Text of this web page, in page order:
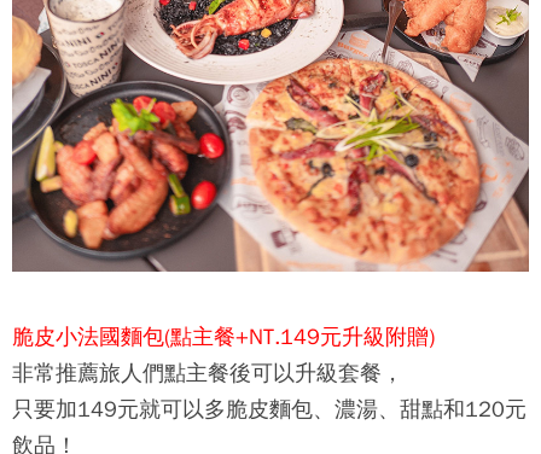
脆皮小法國麵包(點主餐+NT.149元升級附贈)
非常推薦旅人們點主餐後可以升級套餐，
只要加149元就可以多脆皮麵包、濃湯、甜點和120元
飲品！